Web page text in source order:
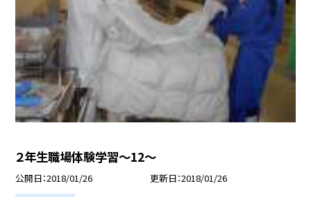
２年生職場体験学習〜12〜
公開日 2018/01/26 更新日 2018/01/26